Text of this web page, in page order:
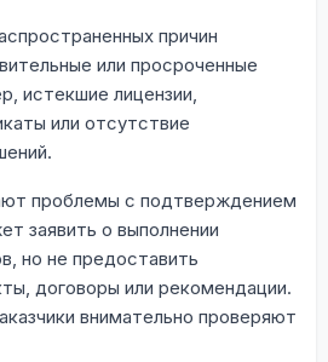
причин
или просроченные
истекшие лицензии,
или отсутствие
проблемы с подтверждением
заявить о выполнении
но не предоставить
договоры или рекомендации.
внимательно проверяют